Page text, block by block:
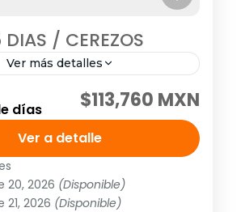
/ CEREZOS
Ver más detalles
Fuji Kawaguchiko, Kioto,
Takamatsu, Matsuyama,
Kumamoto, Yanagawa,
Hiroshima, Osaka, Nara
de marzo...
extremo oriente
días $113,760 MXN
Ver a detalle
20, 2026 (Disponible)
2026 (Disponible)